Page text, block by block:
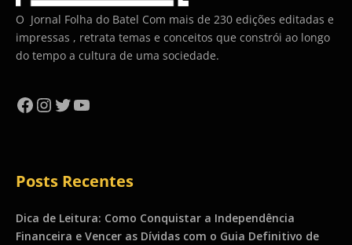
O Jornal Folha do Batel Com mais de 230 edições editadas e
impressas , retrata temas e conceitos que constrói ao longo
do tempo a cultura de uma sociedade.
Facebook
Instagram
Twitter
YouTube
Posts Recentes
Dica de Leitura: Como Conquistar a Independência
Financeira e Vencer as Dívidas com o Guia Definitivo de